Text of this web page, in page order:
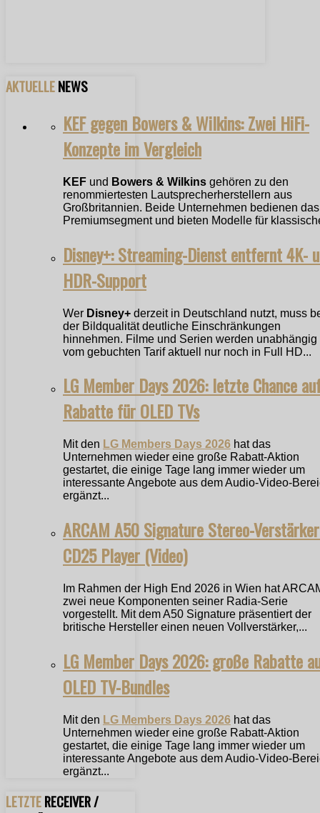
AKTUELLENEWS
KEF gegen Bowers & Wilkins: Zwei HiFi-
Konzepte im Vergleich
KEF und Bowers & Wilkins gehören zu den
renommiertesten Lautsprecherherstellern aus
Großbritannien. Beide Unternehmen bedienen das
Premiumsegment und bieten Modelle für
Disney+: Streaming-Dienst entfernt 4K-
HDR-Support
Wer Disney+ derzeit in Deutschland nutzt, muss
der Bildqualität deutliche Einschränkungen
hinnehmen. Filme und Serien werden unabhängig
vom gebuchten Tarif aktuell nur noch in Full HD...
LG Member Days 2026: letzte Chance
Rabatte für OLED TVs
Mit den LG Members Days 2026 hat das
Unternehmen wieder eine große Rabatt-Aktion
gestartet, die einige Tage lang immer wieder um
interessante Angebote aus dem Audio-Video-
ergänzt...
ARCAM A50 Signature Stereo-
CD25 Player (Video)
Im Rahmen der High End 2026 in Wien hat
zwei neue Komponenten seiner Radia-Serie
vorgestellt. Mit dem A50 Signature präsentiert der
britische Hersteller einen neuen Vollverstärker,...
LG Member Days 2026: große Rabatte
OLED TV-Bundles
Mit den LG Members Days 2026 hat das
Unternehmen wieder eine große Rabatt-Aktion
gestartet, die einige Tage lang immer wieder um
interessante Angebote aus dem Audio-Video-
ergänzt...
LETZTERECEIVER /